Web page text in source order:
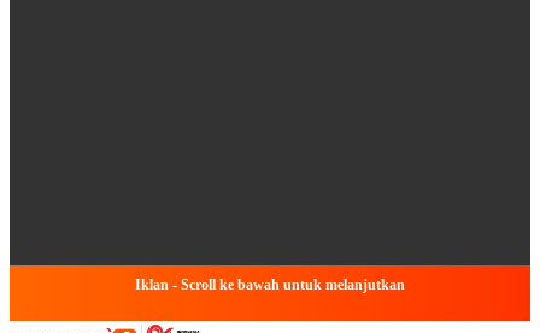
Iklan - Scroll ke bawah untuk melanjutkan